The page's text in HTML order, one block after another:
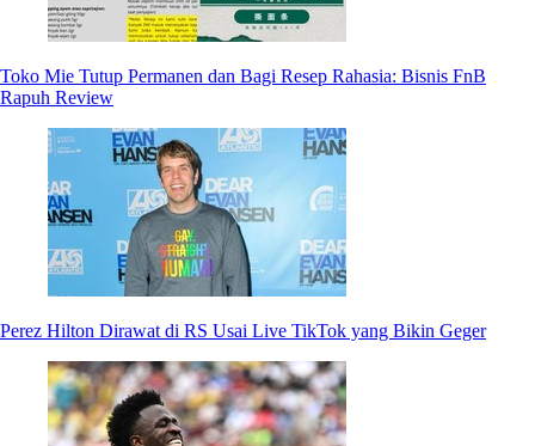
Toko Mie Tutup Permanen dan Bagi Resep Rahasia: Bisnis FnB
Rapuh Review
Perez Hilton Dirawat di RS Usai Live TikTok yang Bikin Geger